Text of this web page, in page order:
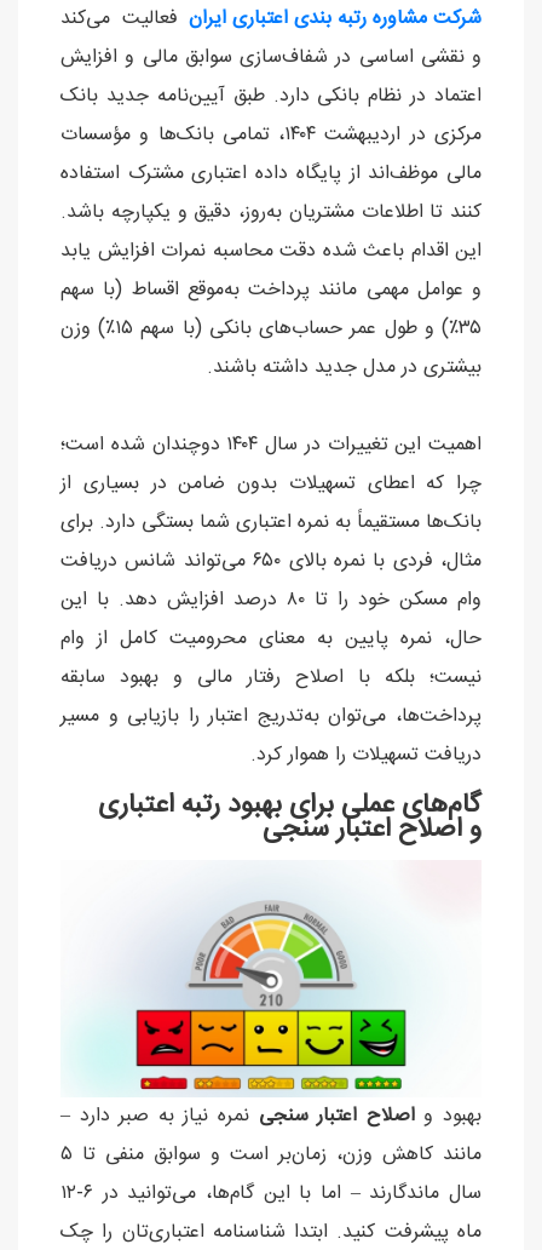
شرکت مشاوره رتبه‌ بندی اعتباری ایران فعالیت می‌کند
و نقشی اساسی در شفاف‌سازی سوابق مالی و افزایش
اعتماد در نظام بانکی دارد. طبق آیین‌نامه جدید بانک
مرکزی در اردیبهشت ۱۴۰۴، تمامی بانک‌ها و مؤسسات
مالی موظف‌اند از پایگاه داده اعتباری مشترک استفاده
کنند تا اطلاعات مشتریان به‌روز، دقیق و یکپارچه باشد.
این اقدام باعث شده دقت محاسبه نمرات افزایش یابد
و عوامل مهمی مانند پرداخت به‌موقع اقساط (با سهم
۳۵٪) و طول عمر حساب‌های بانکی (با سهم ۱۵٪) وزن
بیشتری در مدل جدید داشته باشند.
اهمیت این تغییرات در سال ۱۴۰۴ دوچندان شده است؛
چرا که اعطای تسهیلات بدون ضامن در بسیاری از
بانک‌ها مستقیماً به نمره اعتباری شما بستگی دارد. برای
مثال، فردی با نمره بالای ۶۵۰ می‌تواند شانس دریافت
وام مسکن خود را تا ۸۰ درصد افزایش دهد. با این
حال، نمره پایین به معنای محرومیت کامل از وام
نیست؛ بلکه با اصلاح رفتار مالی و بهبود سابقه
پرداخت‌ها، می‌توان به‌تدریج اعتبار را بازیابی و مسیر
دریافت تسهیلات را هموار کرد.
گام‌های عملی برای بهبود رتبه اعتباری
و اصلاح اعتبار سنجی
بهبود واصلاح اعتبار سنجی نمره نیاز به صبر دارد –
مانند کاهش وزن، زمان‌بر است و سوابق منفی تا ۵
سال ماندگارند – اما با این گام‌ها، می‌توانید در ۶-۱۲
ماه پیشرفت کنید. ابتدا شناسنامه اعتباری‌تان را چک